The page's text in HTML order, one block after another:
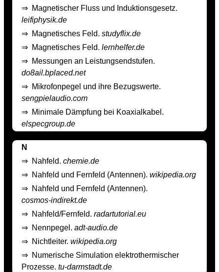
⇒ Magnetischer Fluss und Induktionsgesetz.
leifiphysik.de
⇒ Magnetisches Feld. studyflix.de
⇒ Magnetisches Feld. lernhelfer.de
⇒ Messungen an Leistungsendstufen.
do8ail.bplaced.net
⇒ Mikrofonpegel und ihre Bezugswerte.
sengpielaudio.com
⇒ Minimale Dämpfung bei Koaxialkabel.
elspecgroup.de
N
⇒ Nahfeld. chemie.de
⇒ Nahfeld und Fernfeld (Antennen). wikipedia.org
⇒ Nahfeld und Fernfeld (Antennen).
cosmos-indirekt.de
⇒ Nahfeld/Fernfeld. radartutorial.eu
⇒ Nennpegel. adt-audio.de
⇒ Nichtleiter. wikipedia.org
⇒ Numerische Simulation elektrothermischer
Prozesse. tu-darmstadt.de